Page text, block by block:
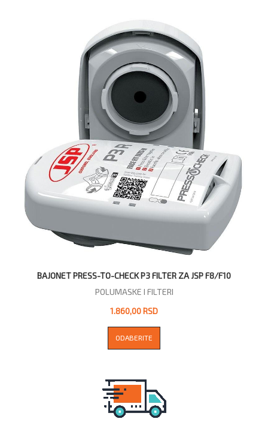
BAJONET PRESS-TO-CHECK P3 FILTER ZA JSP F8/F10
POLUMASKE I FILTERI
1.860,00 RSD
ODABERITE